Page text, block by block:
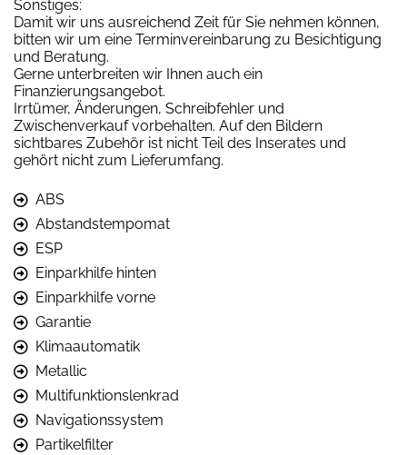
Sonstiges:
Damit wir uns ausreichend Zeit für Sie nehmen können,
bitten wir um eine Terminvereinbarung zu Besichtigung
und Beratung.
Gerne unterbreiten wir Ihnen auch ein
Finanzierungsangebot.
Irrtümer, Änderungen, Schreibfehler und
Zwischenverkauf vorbehalten. Auf den Bildern
sichtbares Zubehör ist nicht Teil des Inserates und
gehört nicht zum Lieferumfang.
ABS
Abstandstempomat
ESP
Einparkhilfe hinten
Einparkhilfe vorne
Garantie
Klimaautomatik
Metallic
Multifunktionslenkrad
Navigationssystem
Partikelfilter